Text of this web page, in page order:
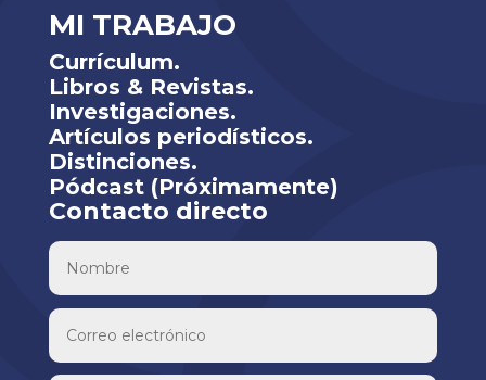
MI TRABAJO
Currículum.
Libros & Revistas.
Investigaciones.
Artículos periodísticos.
Distinciones.
Pódcast (Próximamente)
Contacto directo